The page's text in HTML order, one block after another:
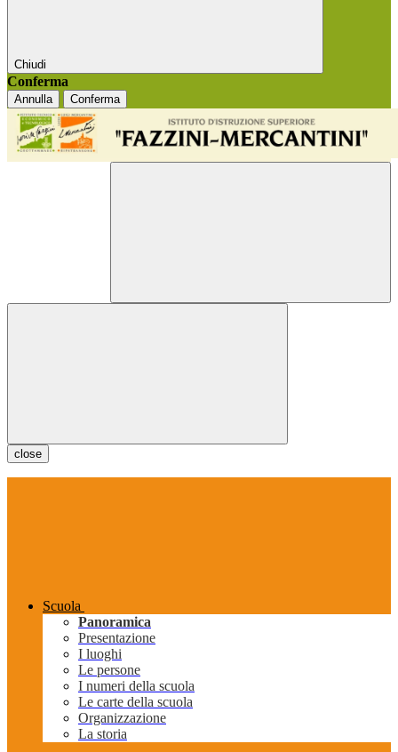
Chiudi
Conferma
Annulla Conferma
close
Scuola
Panoramica
Presentazione
I luoghi
Le persone
I numeri della scuola
Le carte della scuola
Organizzazione
La storia